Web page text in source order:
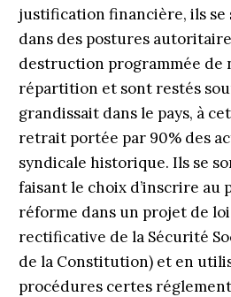
justification financière, ils se
dans des postures
destruction programmée de
répartition et sont restés
grandissait dans le pays, à
retrait portée par 90% des
syndicale historique. Ils se
faisant le choix d’inscrire au
réforme dans un projet de
rectificative de la Sécurité
de la Constitution) et en
procédures certes